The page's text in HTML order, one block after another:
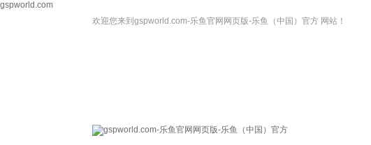
gspworld.com
欢迎您来到gspworld.com-乐鱼官网网页版-乐鱼（中国）官方 网站！
gspworld.com-乐